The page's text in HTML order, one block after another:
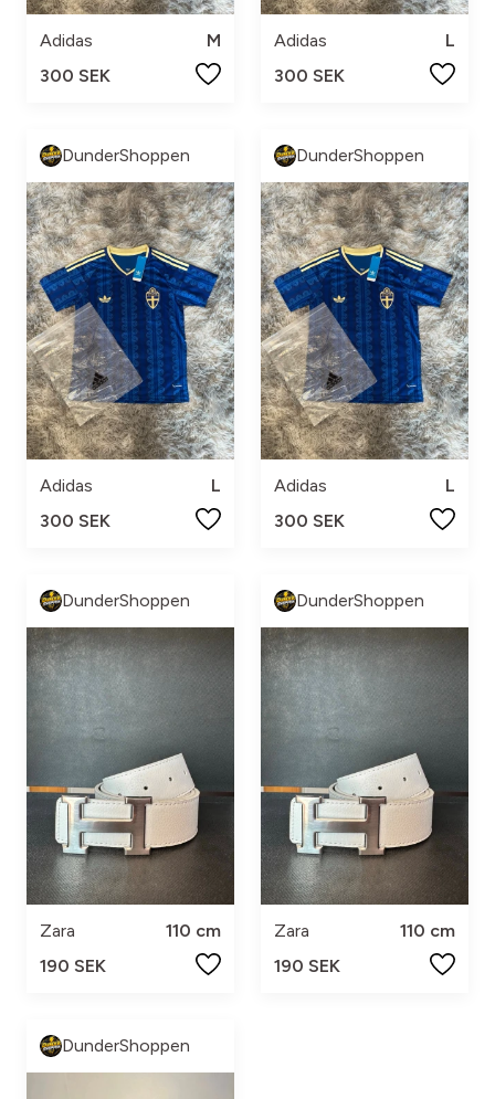
Adidas
M
300 SEK
Adidas
L
300 SEK
DunderShoppen
Adidas
L
300 SEK
DunderShoppen
Adidas
L
300 SEK
DunderShoppen
Zara
110 cm
190 SEK
DunderShoppen
Zara
110 cm
190 SEK
DunderShoppen